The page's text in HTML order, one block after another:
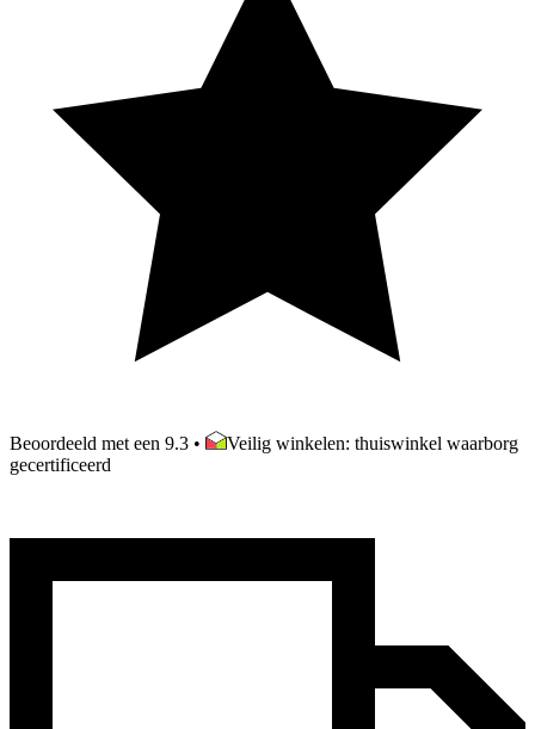
Beoordeeld met een 9.3 •
Veilig winkelen: thuiswinkel waarborg
gecertificeerd